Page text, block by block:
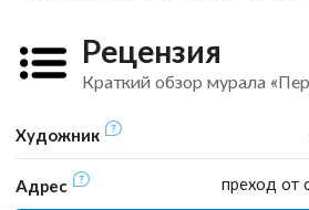
Рецензия
Краткий обзор мурала
Художник
Адрес преход от